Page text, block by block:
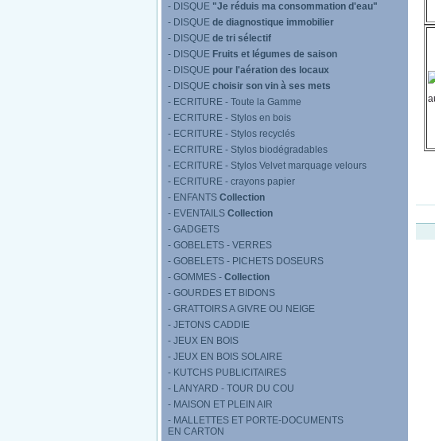
- DISQUE "Je réduis ma consommation d'eau"
- DISQUE de diagnostique immobilier
- DISQUE de tri sélectif
- DISQUE Fruits et légumes de saison
- DISQUE pour l'aération des locaux
- DISQUE choisir son vin à ses mets
- ECRITURE - Toute la Gamme
- ECRITURE - Stylos en bois
- ECRITURE - Stylos recyclés
- ECRITURE - Stylos biodégradables
- ECRITURE - Stylos Velvet marquage velours
- ECRITURE - crayons papier
- ENFANTS Collection
- EVENTAILS Collection
- GADGETS
- GOBELETS - VERRES
- GOBELETS - PICHETS DOSEURS
- GOMMES - Collection
- GOURDES ET BIDONS
- GRATTOIRS A GIVRE OU NEIGE
- JETONS CADDIE
- JEUX EN BOIS
- JEUX EN BOIS SOLAIRE
- KUTCHS PUBLICITAIRES
- LANYARD - TOUR DU COU
- MAISON ET PLEIN AIR
- MALLETTES ET PORTE-DOCUMENTS
EN CARTON